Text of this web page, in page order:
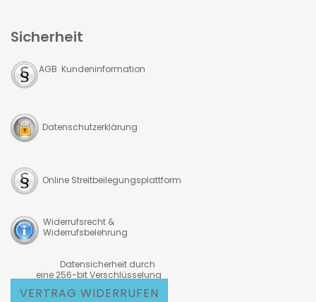
Sicherheit
AGB Kundeninformation
Datenschutzerklärung
Online Streitbeilegungsplattform
Widerrufsrecht &
Widerrufsbelehrung
Datensicherheit durch
eine 256-bit Verschlüsselung
VERTRAG WIDERRUFEN